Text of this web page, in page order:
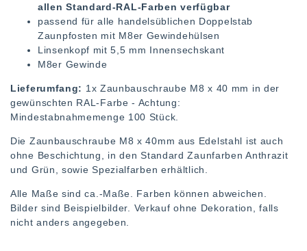
allen Standard-RAL-Farben verfügbar
passend für alle handelsüblichen Doppelstab
Zaunpfosten mit M8er Gewindehülsen
Linsenkopf mit 5,5 mm Innensechskant
M8er Gewinde
Lieferumfang: 1x Zaunbauschraube M8 x 40 mm in der
gewünschten RAL-Farbe - Achtung:
Mindestabnahmemenge 100 Stück.
Die Zaunbauschraube M8 x 40mm aus Edelstahl ist auch
ohne Beschichtung, in den Standard Zaunfarben Anthrazit
und Grün, sowie Spezialfarben erhältlich.
Alle Maße sind ca.-Maße. Farben können abweichen.
Bilder sind Beispielbilder. Verkauf ohne Dekoration, falls
nicht anders angegeben.